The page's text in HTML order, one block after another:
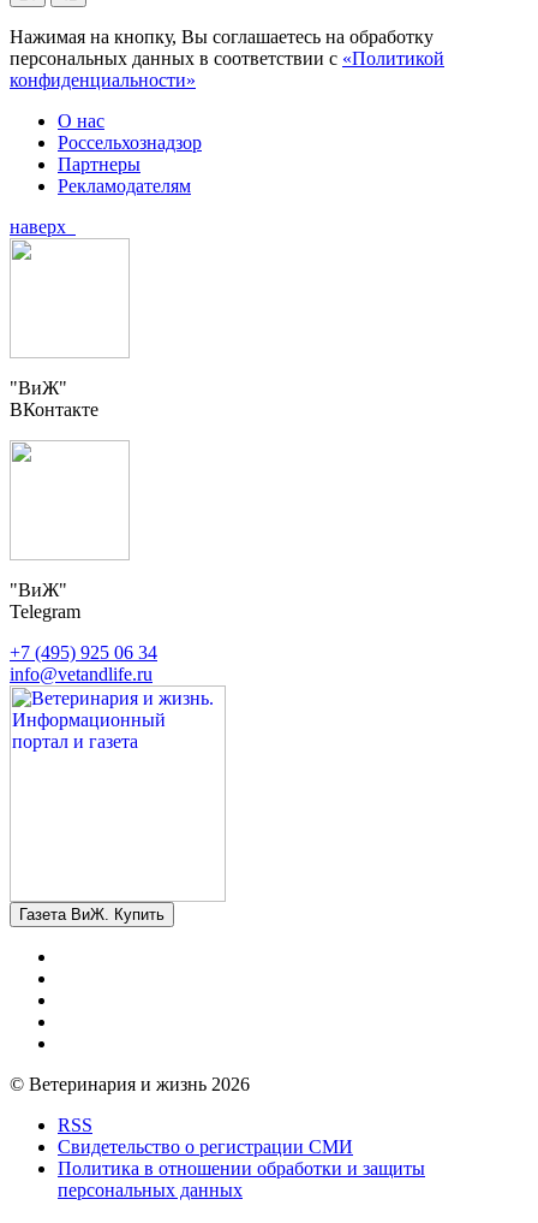
Нажимая на кнопку, Вы соглашаетесь на обработку
персональных данных в соответствии с «Политикой
конфиденциальности»
О нас
Россельхознадзор
Партнеры
Рекламодателям
наверх
"ВиЖ"
ВКонтакте
"ВиЖ"
Telegram
+7 (495) 925 06 34
info@vetandlife.ru
Газета ВиЖ. Купить
© Ветеринария и жизнь 2026
RSS
Свидетельство о регистрации СМИ
Политика в отношении обработки и защиты
персональных данных